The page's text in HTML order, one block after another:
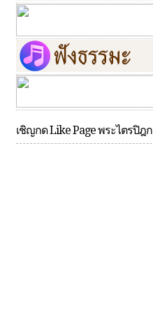
เชิญกด Like Page พระไตรปิฎก